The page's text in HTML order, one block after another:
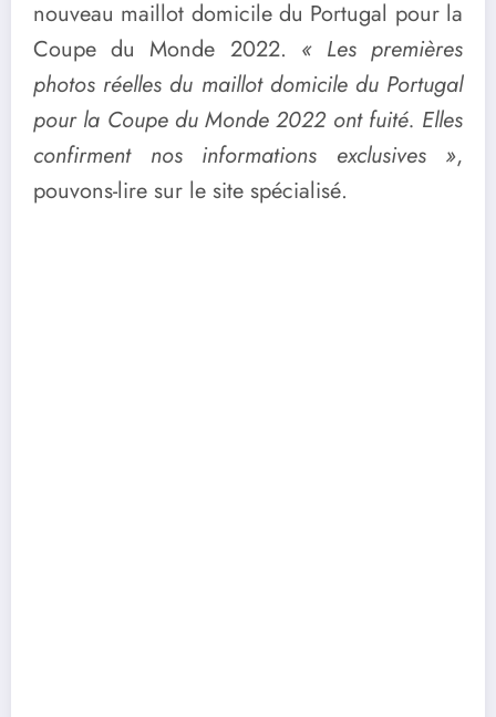
nouveau maillot domicile du Portugal pour la
Coupe du Monde 2022. « Les premières
photos réelles du maillot domicile du Portugal
pour la Coupe du Monde 2022 ont fuité. Elles
confirment nos informations exclusives »,
pouvons-lire sur le site spécialisé.